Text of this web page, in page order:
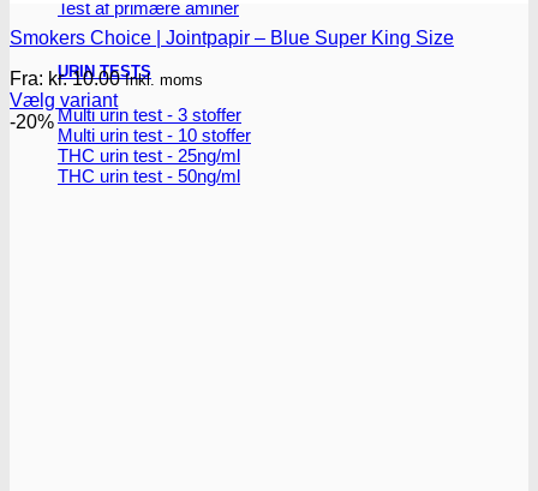
Test af primære aminer
URIN TESTS
Multi urin test - 3 stoffer
Multi urin test - 10 stoffer
THC urin test - 25ng/ml
THC urin test - 50ng/ml
Smokers Choice | Jointpapir – Blue Super King Size
Fra: kr.10.00 Inkl. moms
Vælg variant
Dette
-20%